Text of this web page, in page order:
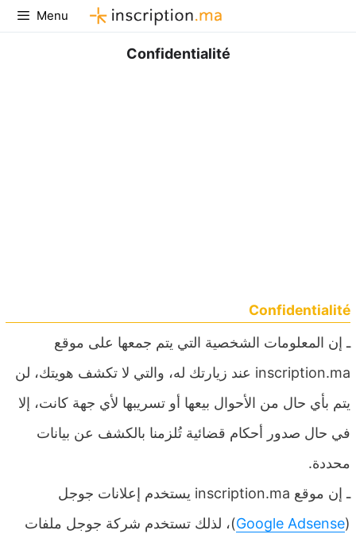
Aller
au
Menu
Confidentialité
Confidentialité
ـ إن المعلومات الشخصية التي يتم جمعها على موقع
inscription.ma عند زيارتك له، والتي لا تكشف هويتك، لن
يتم بأي حال من الأحوال بيعها أو تسريبها لأي جهة كانت، إلا
في حال صدور أحكام قضائية تُلزمنا بالكشف عن بيانات
محددة.
ـ إن موقع inscription.ma يستخدم إعلانات جوجل
(
Google Adsense)، لذلك تستخدم شركة جوجل ملفات